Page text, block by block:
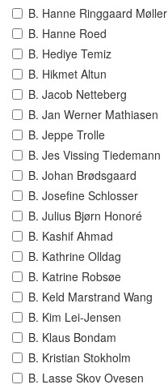
B. Hanne Ringgaard Møller
B. Hanne Roed
B. Hediye Temiz
B. Hikmet Altun
B. Jacob Netteberg
B. Jan Werner Mathiasen
B. Jeppe Trolle
B. Jes Vissing Tiedemann
B. Johan Brødsgaard
B. Josefine Schlosser
B. Julius Bjørn Honoré
B. Kashif Ahmad
B. Kathrine Olldag
B. Katrine Robsøe
B. Keld Marstrand Wang
B. Kim Lei-Jensen
B. Klaus Bondam
B. Kristian Stokholm
B. Lasse Skov Ovesen